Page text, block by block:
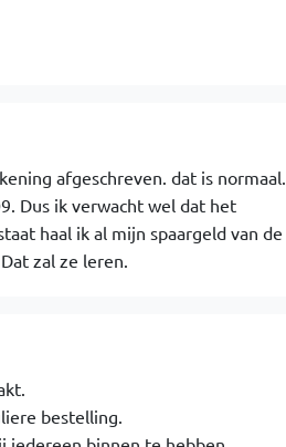
afgeschreven. dat is normaal.
Dus ik verwacht wel dat het
haal ik al mijn spaargeld van de
zal ze leren.
bestelling.